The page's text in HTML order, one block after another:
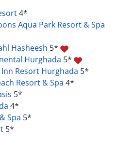
4*
Aqua Park Resort & Spa
Hasheesh 5*
Hurghada 5*
Resort Hurghada 5*
Resort & Spa 4*
5*
4*
Spa 5*
5*